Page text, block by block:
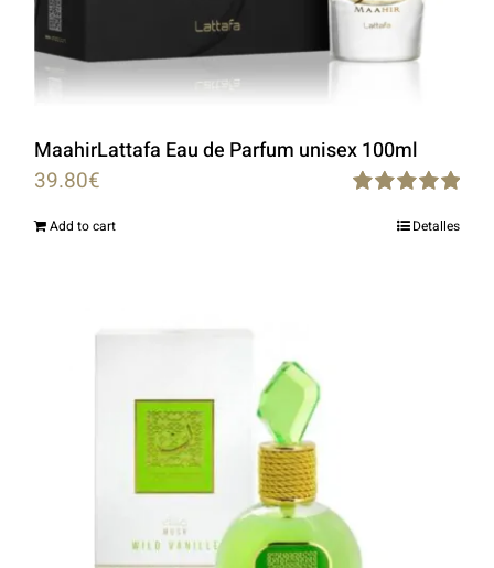
MaahirLattafa Eau de Parfum unisex 100ml
out of 5
39.80€
Add to cart Detalles